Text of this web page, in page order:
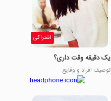
اشتراکی
یک دقیقه وقت داری؟
توصیف افراد و وقایع